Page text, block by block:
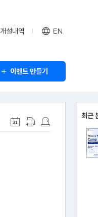
개설내역 EN
이벤트 만들기
최근